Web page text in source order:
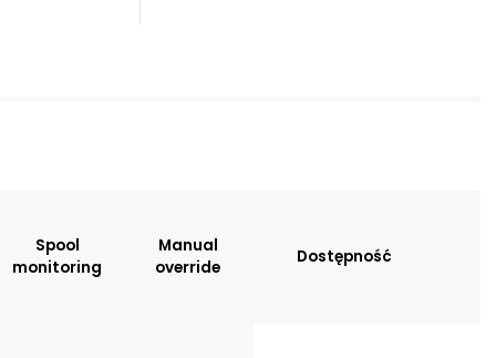
Spool
monitoring
Manual
override
Dostępność